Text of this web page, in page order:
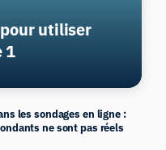
utiliser
1
les sondages en ligne :
ne sont pas réels